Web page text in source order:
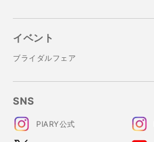
イベント
ブライダルフェア
SNS
PIARY公式